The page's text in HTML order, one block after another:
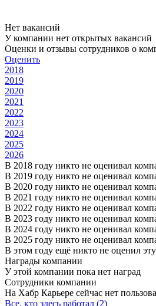
Нет вакансий
У компании нет открытых вакансий
Оценки и отзывы сотрудников о
Оценить
2018
2019
2020
2021
2022
2023
2024
2025
2026
В 2018 году никто не оценивал
В 2019 году никто не оценивал
В 2020 году никто не оценивал
В 2021 году никто не оценивал
В 2022 году никто не оценивал
В 2023 году никто не оценивал
В 2024 году никто не оценивал
В 2025 году никто не оценивал
В этом году ещё никто не оценил
Награды компании
У этой компании пока нет наград
Сотрудники компании
На Хабр Карьере сейчас нет
Все, кто здесь работал (2)